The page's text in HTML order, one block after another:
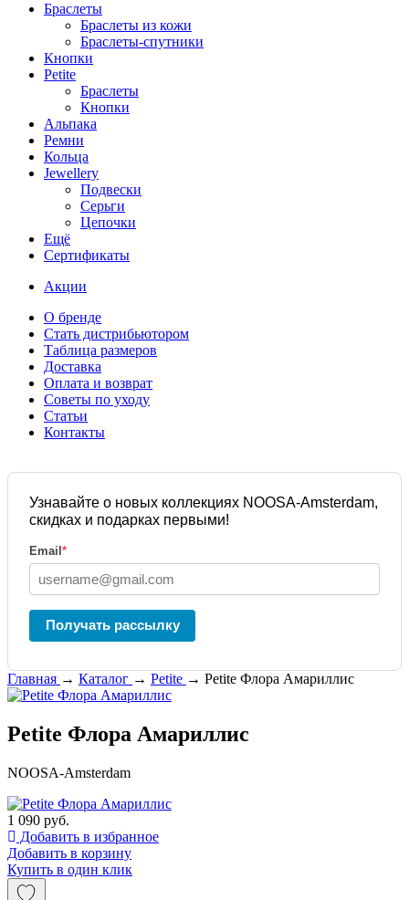
Браслеты
Браслеты из кожи
Браслеты-спутники
Кнопки
Petite
Браслеты
Кнопки
Альпака
Ремни
Кольца
Jewellery
Подвески
Серьги
Цепочки
Ещё
Сертификаты
Акции
О бренде
Стать дистрибьютором
Таблица размеров
Доставка
Оплата и возврат
Советы по уходу
Статьи
Контакты
Узнавайте о новых коллекциях NOOSA-Amsterdam,
скидках и подарках первыми!
Email *
Получать рассылку
Главная → Каталог → Petite → Petite Флора Амариллис
Petite Флора Амариллис
NOOSA-Amsterdam
1 090 руб.
Добавить в избранное
Добавить в корзину
Купить в один клик